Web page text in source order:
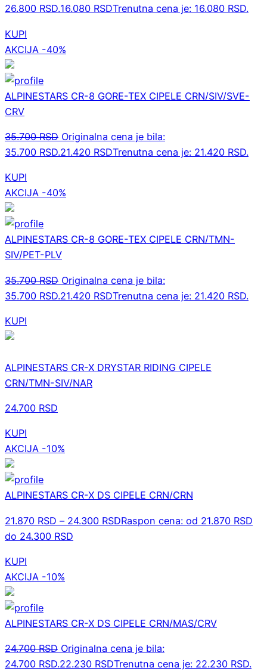
26.800 RSD.16.080 RSDTrenutna cena je: 16.080 RSD.
KUPI
AKCIJA -40%
ALPINESTARS CR-8 GORE-TEX CIPELE CRN/SIV/SVE-
CRV
35.700RSD Originalna cena je bila:
35.700 RSD.21.420 RSDTrenutna cena je: 21.420 RSD.
KUPI
AKCIJA -40%
ALPINESTARS CR-8 GORE-TEX CIPELE CRN/TMN-
SIV/PET-PLV
35.700RSD Originalna cena je bila:
35.700 RSD.21.420 RSDTrenutna cena je: 21.420 RSD.
KUPI
ALPINESTARS CR-X DRYSTAR RIDING CIPELE
CRN/TMN-SIV/NAR
24.700 RSD
KUPI
AKCIJA -10%
ALPINESTARS CR-X DS CIPELE CRN/CRN
21.870 RSD – 24.300 RSDRaspon cena: od 21.870 RSD
do 24.300 RSD
KUPI
AKCIJA -10%
ALPINESTARS CR-X DS CIPELE CRN/MAS/CRV
24.700RSD Originalna cena je bila:
24.700 RSD.22.230 RSDTrenutna cena je: 22.230 RSD.